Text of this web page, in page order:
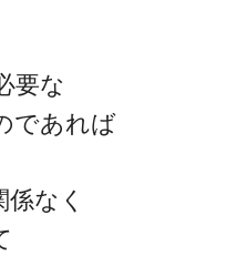
要な
であれば
なく